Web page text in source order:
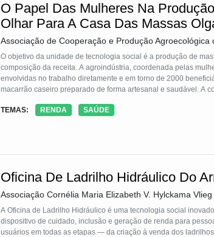
O Papel Das Mulheres Na
Olhar Para A Casa Das Massas
Associação de Cooperação e Produção Agroecológica
O objetivo da unidade de tecnologia social é a produção de
composição da receita. A agroindústria, coordenada pelas
envolvidas no trabalho diretamente e em torno de 2000
macarrão caseiro preparado de forma artesanal e saudável. A
algumas dificuldades, as mulheres se sentem empoderadas
TEMAS: RENDA SAÚDE
Oficina De Ladrilho Hidráulico Do
Associação Cornélia Maria Elizabeth V. Hylckama Vlieg
A Oficina de Ladrilho Hidráulico é uma tecnologia social
dispositivo de cuidado, inclusão e geração de renda para
usuários em todas as etapas — da criação à venda dos